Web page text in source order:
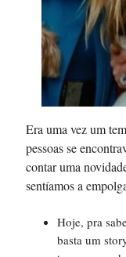
Era uma vez um
pessoas se
contar uma
sentíamos a
Hoje, pra
basta um